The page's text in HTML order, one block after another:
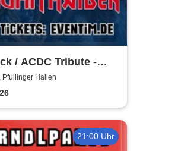
/ ACDC Tribute -
Tribute
Pfullinger Hallen
21:00 Uhr